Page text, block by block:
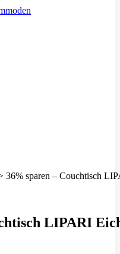
36% sparen – Couchtisch
LIPARI